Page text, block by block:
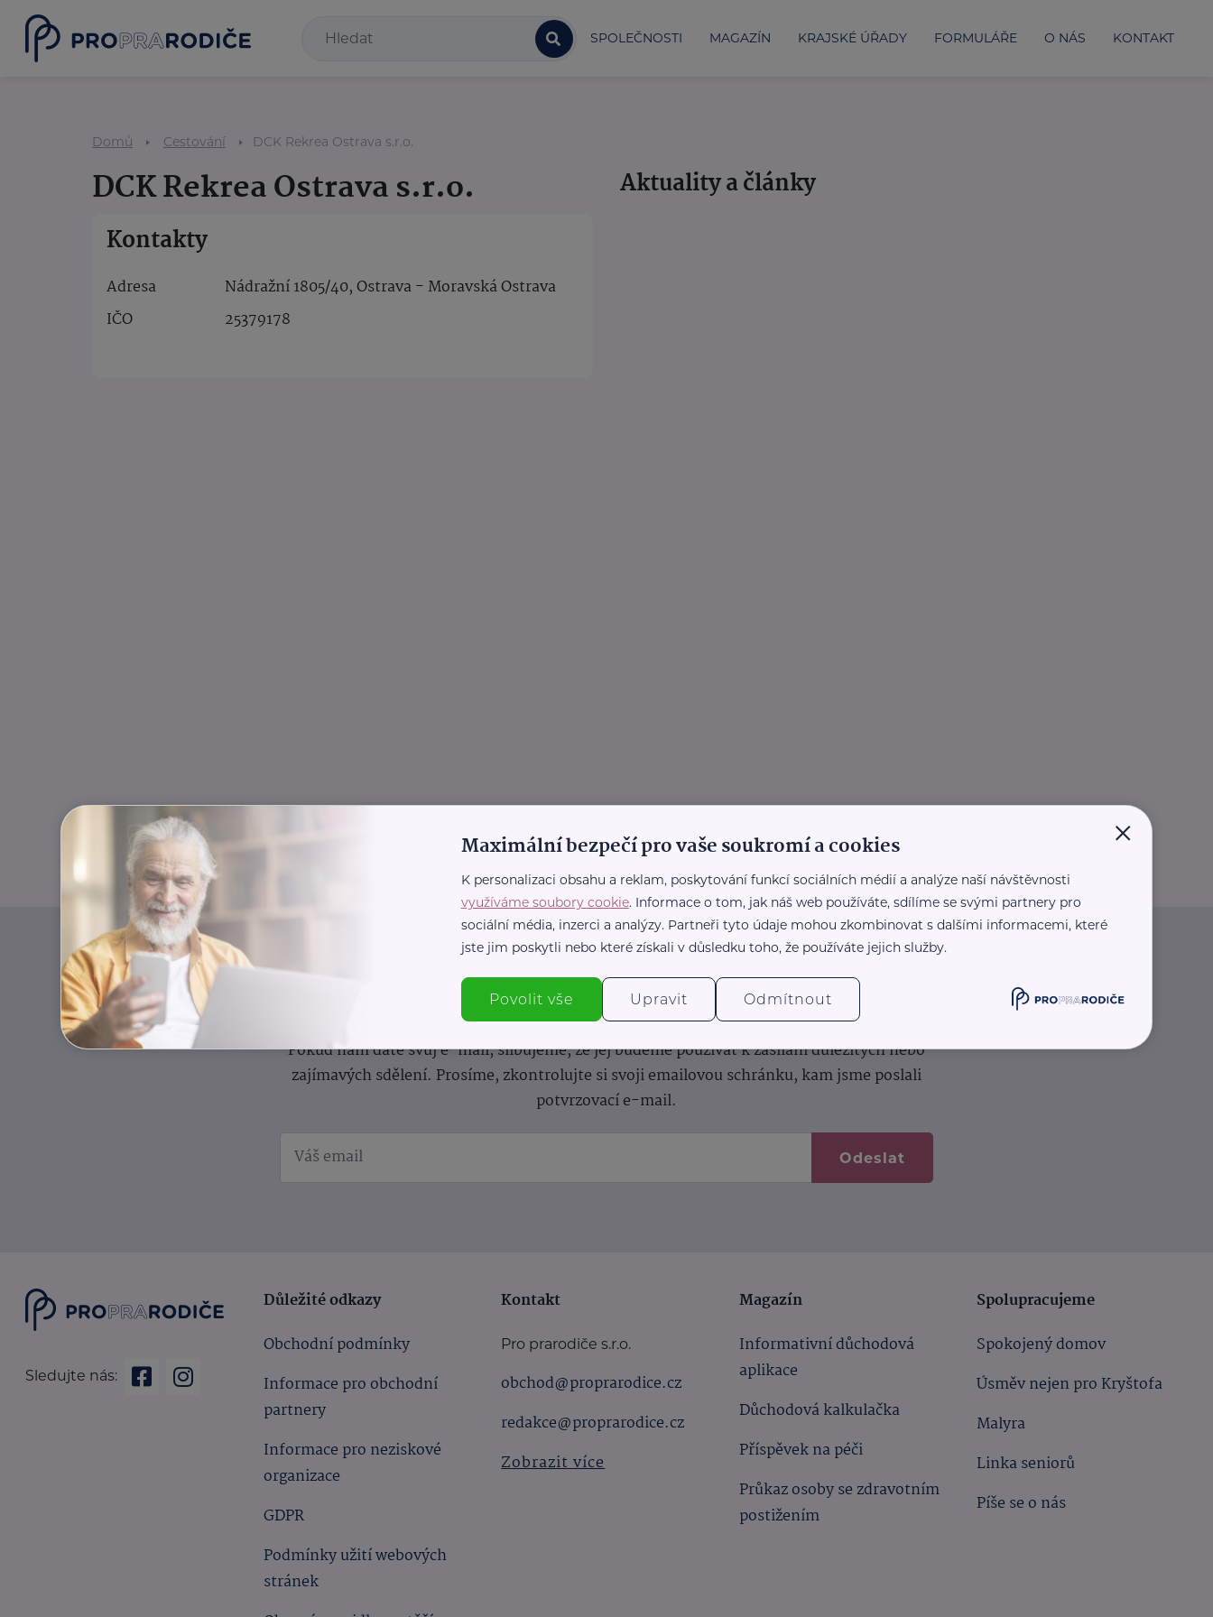
SPOLEČNOSTI MAGAZÍN KRAJSKÉ ÚŘADY FORMULÁŘE O NÁS KONTAKT
Domů Cestování DCK Rekrea Ostrava s.r.o.
DCK Rekrea Ostrava s.r.o.
Kontakty
Adresa
Nádražní 1805/40, Ostrava - Moravská Ostrava
IČO
25379178
Aktuality a články
Informace(nejen)pro prarodiče
Přihlaste se k odběru novinek a buďte v obraze bez ohledu na počet svíček na vašem dortu.
Pokud nám dáte svůj e-mail, slibujeme, že jej budeme používat k zasílání důležitých nebo
zajímavých sdělení. Prosíme, zkontrolujte si svoji emailovou schránku, kam jsme poslali
potvrzovací e-mail.
Odeslat
Sledujte nás:
Důležité odkazy
Obchodní podmínky
Informace pro obchodní
partnery
Informace pro neziskové
organizace
GDPR
Podmínky užití webových
stránek
Kontakt
Pro prarodiče s.r.o.
obchod@proprarodice.cz
redakce@proprarodice.cz
Zobrazit více
Magazín
Informativní důchodová
aplikace
Důchodová kalkulačka
Příspěvek na péči
Průkaz osoby se zdravotním
postižením
Spolupracujeme
Spokojený domov
Úsměv nejen pro Kryštofa
Malyra
Linka seniorů
Píše se o nás
×
Maximální bezpečí pro vaše soukromí a cookies
K personalizaci obsahu a reklam, poskytování funkcí sociálních médií a analýze naší návštěvnosti
využíváme soubory cookie. Informace o tom, jak náš web používáte, sdílíme se svými partnery pro
sociální média, inzerci a analýzy. Partneři tyto údaje mohou zkombinovat s dalšími informacemi, které
jste jim poskytli nebo které získali v důsledku toho, že používáte jejich služby.
Povolit vše Upravit Odmítnout